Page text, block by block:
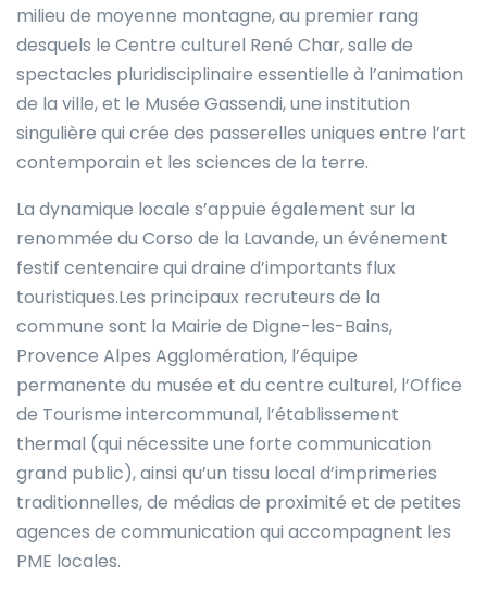
milieu de moyenne montagne, au premier rang
desquels le Centre culturel René Char, salle de
spectacles pluridisciplinaire essentielle à l’animation
de la ville, et le Musée Gassendi, une institution
singulière qui crée des passerelles uniques entre l’art
contemporain et les sciences de la terre.
La dynamique locale s’appuie également sur la
renommée du Corso de la Lavande, un événement
festif centenaire qui draine d’importants flux
touristiques.Les principaux recruteurs de la
commune sont la Mairie de Digne-les-Bains,
Provence Alpes Agglomération, l’équipe
permanente du musée et du centre culturel, l’Office
de Tourisme intercommunal, l’établissement
thermal (qui nécessite une forte communication
grand public), ainsi qu’un tissu local d’imprimeries
traditionnelles, de médias de proximité et de petites
agences de communication qui accompagnent les
PME locales.